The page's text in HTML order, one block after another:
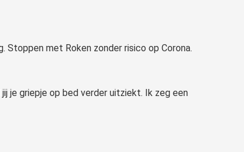
Stoppen met Roken zonder risico op Corona.
je griepje op bed verder uitziekt. Ik zeg een